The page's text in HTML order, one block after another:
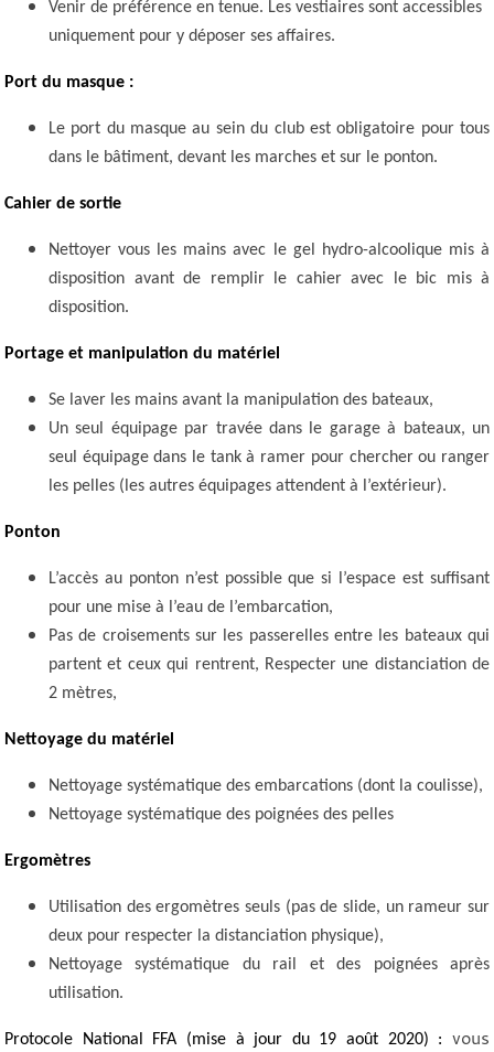
Venir de préférence en tenue. Les vestiaires sont accessibles
uniquement pour y déposer ses affaires.
Port du masque :
Le port du masque au sein du club est obligatoire pour tous
dans le bâtiment, devant les marches et sur le ponton.
Cahier de sortie
Nettoyer vous les mains avec le gel hydro-alcoolique mis à
disposition avant de remplir le cahier avec le bic mis à
disposition.
Portage et manipulation du matériel
Se laver les mains avant la manipulation des bateaux,
Un seul équipage par travée dans le garage à bateaux, un
seul équipage dans le tank à ramer pour chercher ou ranger
les pelles (les autres équipages attendent à l’extérieur).
Ponton
L’accès au ponton n’est possible que si l’espace est suffisant
pour une mise à l’eau de l’embarcation,
Pas de croisements sur les passerelles entre les bateaux qui
partent et ceux qui rentrent, Respecter une distanciation de
2 mètres,
Nettoyage du matériel
Nettoyage systématique des embarcations (dont la coulisse),
Nettoyage systématique des poignées des pelles
Ergomètres
Utilisation des ergomètres seuls (pas de slide, un rameur sur
deux pour respecter la distanciation physique),
Nettoyage systématique du rail et des poignées après
utilisation.
Protocole National FFA (mise à jour du 19 août 2020) : vous